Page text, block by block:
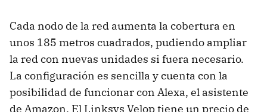
Cada nodo de la red aumenta la cobertura en
unos 185 metros cuadrados, pudiendo ampliar
la red con nuevas unidades si fuera necesario.
La configuración es sencilla y cuenta con la
posibilidad de funcionar con Alexa, el asistente
de Amazon. El Linksys Velop tiene un precio de